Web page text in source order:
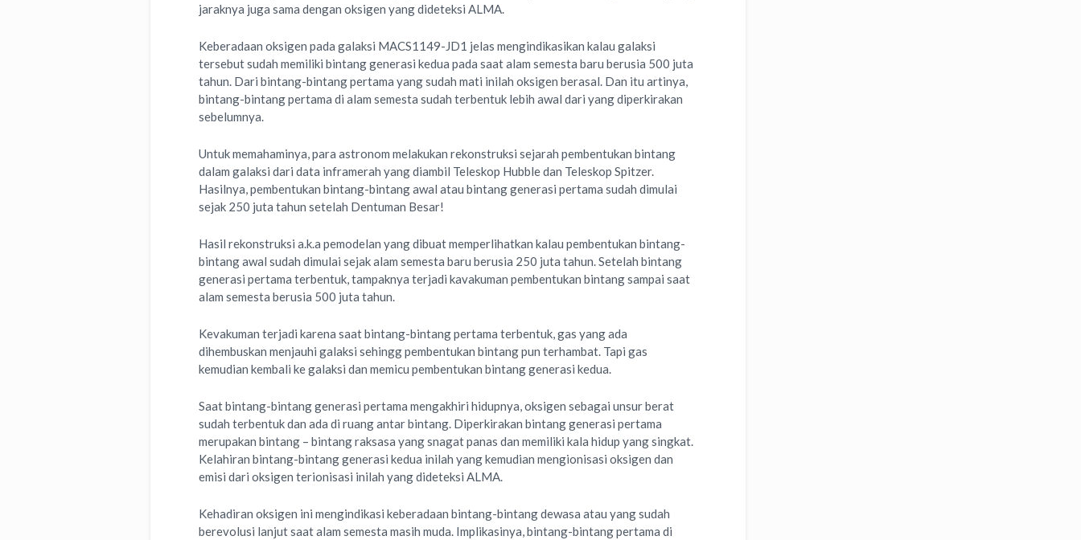
jaraknya juga sama dengan oksigen yang dideteksi ALMA.
Keberadaan oksigen pada galaksi MACS1149-JD1 jelas mengindikasikan kalau galaksi
tersebut sudah memiliki bintang generasi kedua pada saat alam semesta baru berusia 500 juta
tahun. Dari bintang-bintang pertama yang sudah mati inilah oksigen berasal. Dan itu artinya,
bintang-bintang pertama di alam semesta sudah terbentuk lebih awal dari yang diperkirakan
sebelumnya.
Untuk memahaminya, para astronom melakukan rekonstruksi sejarah pembentukan bintang
dalam galaksi dari data inframerah yang diambil Teleskop Hubble dan Teleskop Spitzer.
Hasilnya, pembentukan bintang-bintang awal atau bintang generasi pertama sudah dimulai
sejak 250 juta tahun setelah Dentuman Besar!
Hasil rekonstruksi a.k.a pemodelan yang dibuat memperlihatkan kalau pembentukan bintang-
bintang awal sudah dimulai sejak alam semesta baru berusia 250 juta tahun. Setelah bintang
generasi pertama terbentuk, tampaknya terjadi kavakuman pembentukan bintang sampai saat
alam semesta berusia 500 juta tahun.
Kevakuman terjadi karena saat bintang-bintang pertama terbentuk, gas yang ada
dihembuskan menjauhi galaksi sehingg pembentukan bintang pun terhambat. Tapi gas
kemudian kembali ke galaksi dan memicu pembentukan bintang generasi kedua.
Saat bintang-bintang generasi pertama mengakhiri hidupnya, oksigen sebagai unsur berat
sudah terbentuk dan ada di ruang antar bintang. Diperkirakan bintang generasi pertama
merupakan bintang – bintang raksasa yang snagat panas dan memiliki kala hidup yang singkat.
Kelahiran bintang-bintang generasi kedua inilah yang kemudian mengionisasi oksigen dan
emisi dari oksigen terionisasi inilah yang dideteksi ALMA.
Kehadiran oksigen ini mengindikasi keberadaan bintang-bintang dewasa atau yang sudah
berevolusi lanjut saat alam semesta masih muda. Implikasinya, bintang-bintang pertama di